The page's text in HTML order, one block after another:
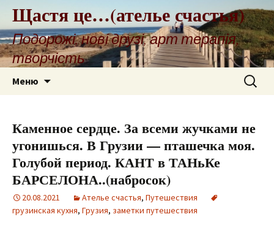
Щастя це…(ателье счастья)
Подорожі, нові друзі, арт терапія,
творчість
Меню Найти:
Каменное сердце. За всеми жучками не
угонишься. В Грузии — пташечка моя.
Голубой период. КАНТ в ТАНьКе
БАРСЕЛОНА..(набросок)
20.08.2021 Ателье счастья, Путешествия
грузинская кухня, Грузия, заметки путешествия